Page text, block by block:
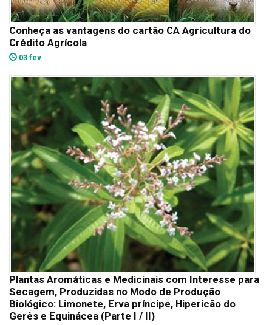
Conheça as vantagens do cartão CA Agricultura do
Crédito Agrícola
03 fev
Plantas Aromáticas e Medicinais com Interesse para
Secagem, Produzidas no Modo de Produção
Biológico: Limonete, Erva príncipe, Hipericão do
Gerês e Equinácea (Parte I / II)